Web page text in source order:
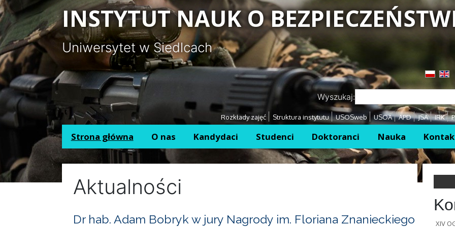
Panel zarządzania plikami cookies
INSTYTUT NAUK O
Uniwersytet w Siedlcach
Przejdź
Przejdź
Wyszukaj:
Rozkłady zajęć Struktura instytutu USOSweb USOA APD JSA IRK
Strona główna O nas Kandydaci Studenci Doktoranci Nauka
Aktualności
Dr hab. Adam Bobryk w jury Nagrody im. Floriana Znanieckiego XIV